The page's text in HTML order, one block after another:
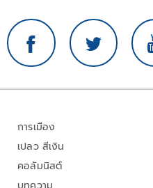
การเมือง
เปลว สีเงิน
คอลัมนิสต์